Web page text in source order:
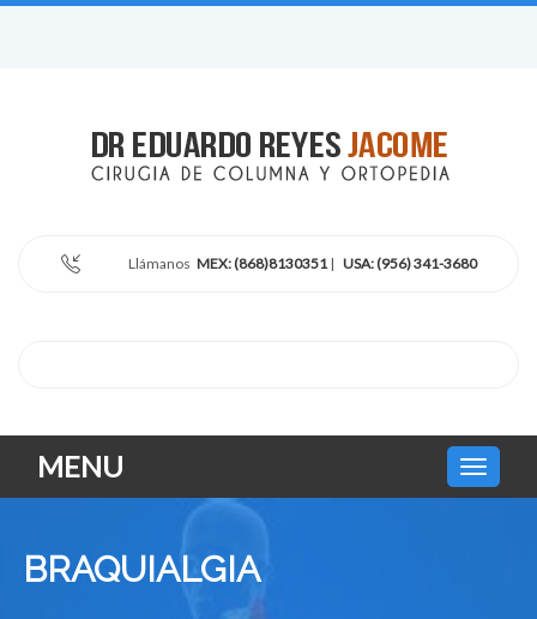
Llámanos MEX: (868)8130351| USA: (956) 341-3680
MENU
BRAQUIALGIA